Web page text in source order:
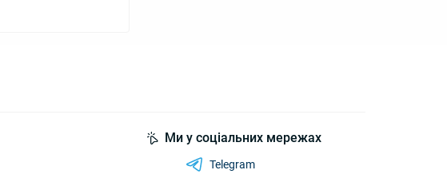
Ми у соціальних мережах
Telegram